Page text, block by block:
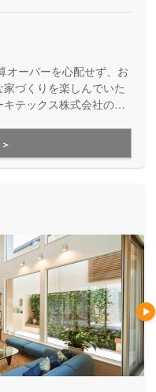
づくりを楽しんでいた
テックス株式会社のア
などの知識に長けた精
れます。